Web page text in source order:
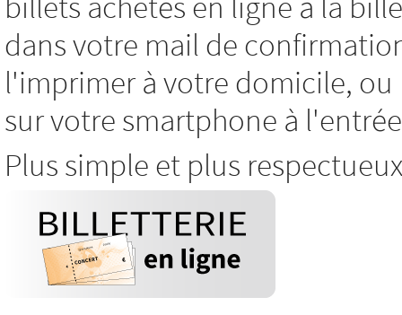
dans votre mail de
l'imprimer à votre domicile,
sur votre smartphone à
Plus simple et plus